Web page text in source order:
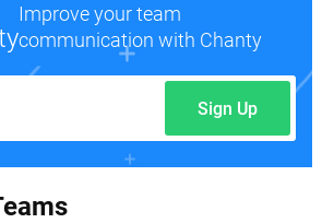
Improve your team
communication with Chanty
Sign Up